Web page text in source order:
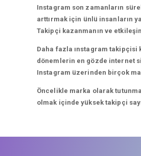
Instagram son zamanların
arttırmak için ünlü insanların
Takipçi kazanmanın ve
Daha fazla ınstagram takipçisi
dönemlerin en gözde internet
Instagram üzerinden birçok
Öncelikle marka olarak
olmak içinde yüksek takipçi